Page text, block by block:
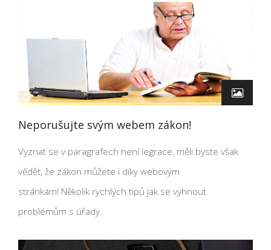
Neporušujte svým webem zákon!
Vyznat se v paragrafech není legrace, měli byste však
vědět, že zákon můžete i díky webovým
stránkám! Několik rychlých tipů jak se vyhnout
problémům s úřady.